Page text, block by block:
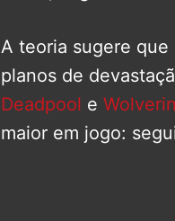
A teoria sugere
planos de
Deadpool e
maior em jogo: